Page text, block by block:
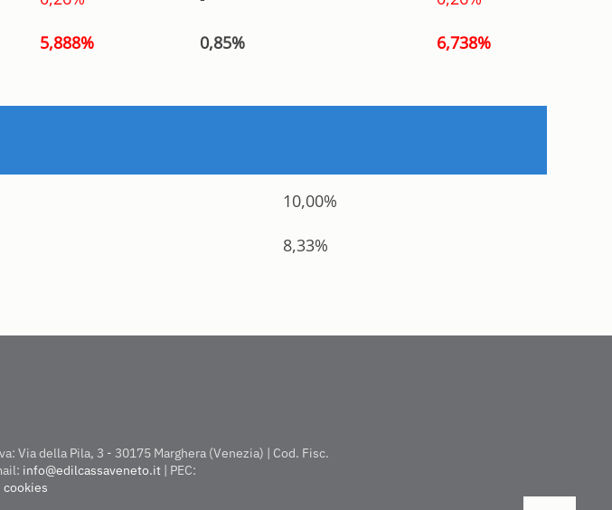
5,888% 0,85% 6,738%
10,00%
8,33%
Via della Pila, 3 - 30175 Marghera (Venezia) | Cod. Fisc.
info@edilcassaveneto.it | PEC:
cookies